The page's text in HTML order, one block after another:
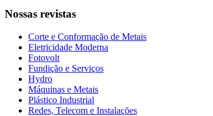
Nossas revistas
Corte e Conformação de Metais
Eletricidade Moderna
Fotovolt
Fundição e Serviços
Hydro
Máquinas e Metais
Plástico Industrial
Redes, Telecom e Instalações